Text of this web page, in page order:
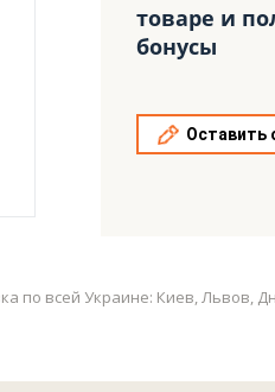
товаре и
бонусы
Оставить
по всей Украине: Киев, Львов,